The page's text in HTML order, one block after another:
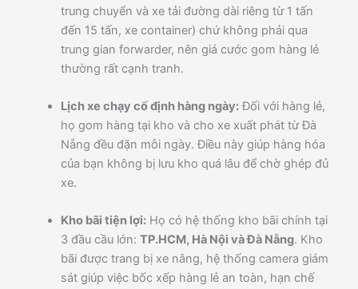
trung chuyển và xe tải đường dài riêng từ 1 tấn
đến 15 tấn, xe container) chứ không phải qua
trung gian forwarder, nên giá cước gom hàng lẻ
thường rất cạnh tranh.
Lịch xe chạy cố định hàng ngày:Đối với hàng lẻ,
họ gom hàng tại kho và cho xe xuất phát từ Đà
Nẵng đều đặn mỗi ngày. Điều này giúp hàng hóa
của bạn không bị lưu kho quá lâu để chờ ghép đủ
xe.
Kho bãi tiện lợi: Họ có hệ thống kho bãi chính tại
3 đầu cầu lớn:TP.HCM, Hà Nội và Đà Nẵng. Kho
bãi được trang bị xe nâng, hệ thống camera giám
sát giúp việc bốc xếp hàng lẻ an toàn, hạn chế